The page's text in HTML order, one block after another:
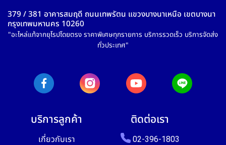
379 / 381 อาคารสมฤดี ถนนเทพรัตน แขวงบางนาเหนือ เขตบางนา
กรุงเทพมหานคร 10260
"อะไหล่แท้จากยุโรปโดยตรง ราคาพิเศษทุกรายการ บริการรวดเร็ว บริการจัดส่ง
ทั่วประเทศ"
บริการลูกค้า
เกี่ยวกับเรา
ติดต่อเรา
02-396-1803